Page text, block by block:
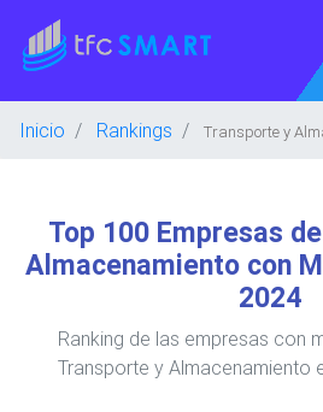
Inicio Rankings Transporte y
Top 100 Empresas
Almacenamiento con
2024
Ranking de las empresas con
Transporte y Almacenamiento